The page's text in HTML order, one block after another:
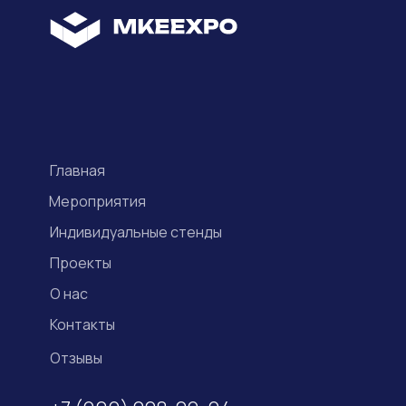
Главная
Мероприятия
Индивидуальные стенды
Проекты
О нас
Контакты
Отзывы